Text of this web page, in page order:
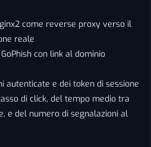
come reverse proxy verso il
reale
con link al dominio
autenticate e dei token di sessione
di click, del tempo medio tra
e del numero di segnalazioni al